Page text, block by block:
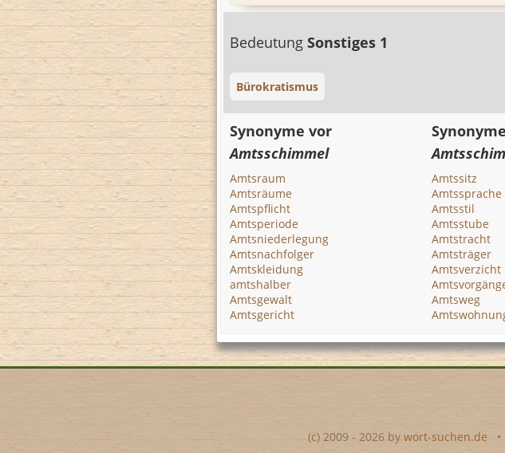
Bedeutung Sonstiges 1
Bürokratismus
Synonyme vor
Amtsschimmel
Amtsraum
Amtsräume
Amtspflicht
Amtsperiode
Amtsniederlegung
Amtsnachfolger
Amtskleidung
amtshalber
Amtsgewalt
Amtsgericht
Amtssitz
Amtssprache
Amtsstil
Amtsstube
Amtstracht
Amtsträger
Amtsverzicht
Amtsweg
(c) 2009 - 2026 by wort-suchen.de •